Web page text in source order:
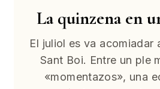
La quinzena en
El juliol es va acomiadar
Sant Boi. Entre un ple
«momentazos», una